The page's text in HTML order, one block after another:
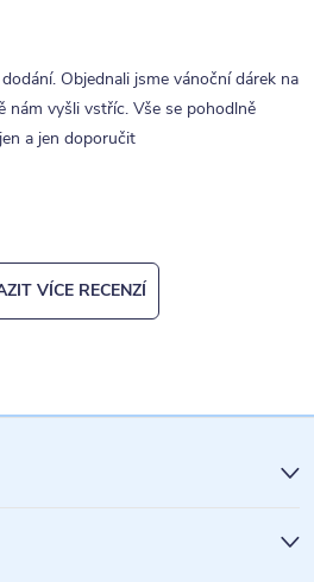
Objednali jsme vánoční dárek na
nám vyšli vstříc. Vše se pohodlně
a jen doporučit
VÍCE RECENZÍ